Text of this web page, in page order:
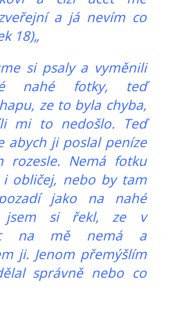
a já nevím co
18)„
si psaly a vyměnili
nahé fotky, teď
ze to byla chyba,
mi to nedošlo. Teď
abych ji poslal peníze
rozesle. Nemá fotku
obličej, nebo by tam
jako na nahé
jsem si řekl, ze v
na mě nemá a
ji. Jenom přemýšlím
správně nebo co